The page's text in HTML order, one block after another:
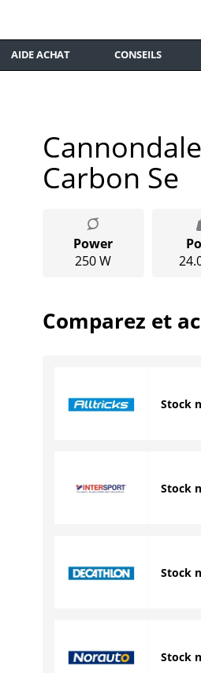
AIDE ACHAT CONSEILS
Carbon Se
Power
250 W
Comparez et
Stock
Stock
Stock
Stock